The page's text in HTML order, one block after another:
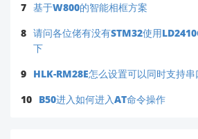
7 基于W800的智能相框方案
8 请问各位佬有没有STM32使用
下
9 HLK-RM28E怎么设置可以同时支持
10 B50进入如何进入AT命令操作